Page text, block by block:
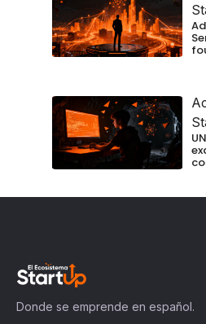
Donde se emprende en español.